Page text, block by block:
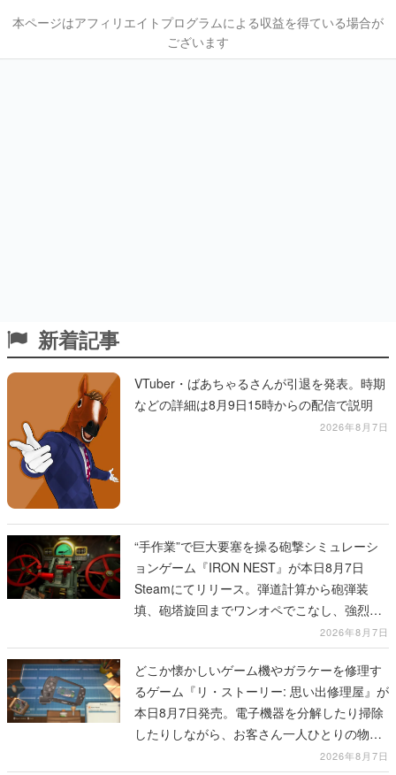
本ページはアフィリエイトプログラムによる収益を得ている場合が
ございます
新着記事
VTuber・ばあちゃるさんが引退を発表。時期
などの詳細は8月9日15時からの配信で説明
2026年8月7日
“手作業”で巨大要塞を操る砲撃シミュレーシ
ョンゲーム『IRON NEST』が本日8月7日
Steamにてリリース。弾道計算から砲弾装
填、砲塔旋回までワンオペでこなし、強烈な
一撃をブチかませるロマンある作品2026年8月7日
どこか懐かしいゲーム機やガラケーを修理す
るゲーム『リ・ストーリー: 思い出修理屋』が
本日8月7日発売。電子機器を分解したり掃除
したりしながら、お客さん一人ひとりの物語
2026年8月7日